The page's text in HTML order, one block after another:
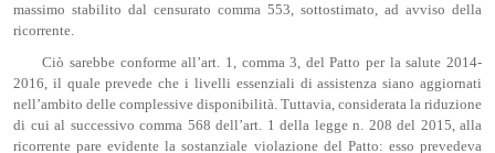
massimo stabilito dal censurato comma 553, sottostimato, ad avviso della
ricorrente.
Ciò sarebbe conforme all’art. 1, comma 3, del Patto per la salute 2014-
2016, il quale prevede che i livelli essenziali di assistenza siano aggiornati
nell’ambito delle complessive disponibilità. Tuttavia, considerata la riduzione
di cui al successivo comma 568 dell’art. 1 della legge n. 208 del 2015, alla
ricorrente pare evidente la sostanziale violazione del Patto: esso prevedeva